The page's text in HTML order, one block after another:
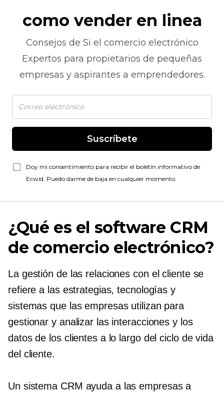
como vender en linea
Consejos de Si el comercio electrónico
Expertos para propietarios de pequeñas
empresas y aspirantes a emprendedores.
Suscríbete
Doy mi consentimiento para recibir el boletín informativo de
Ecwid. Puedo darme de baja en cualquier momento.
¿Qué es el software CRM
de comercio electrónico?
La gestión de las relaciones con el cliente se
refiere a las estrategias, tecnologías y
sistemas que las empresas utilizan para
gestionar y analizar las interacciones y los
datos de los clientes a lo largo del ciclo de vida
del cliente.
Un sistema CRM ayuda a las empresas a